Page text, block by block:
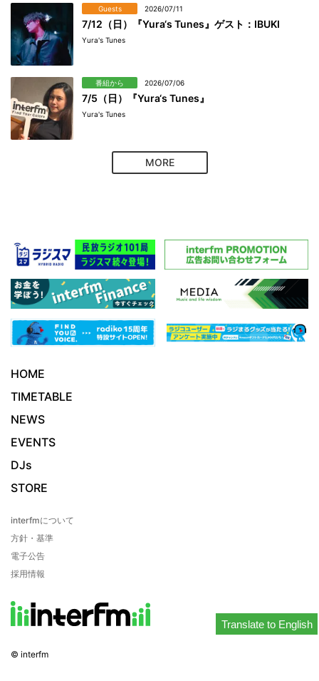
Guests 2026/07/11
7/12（日）『Yura‘s Tunes』ゲスト：IBUKI
Yura's Tunes
番組から 2026/07/06
7/5（日）『Yura‘s Tunes』
Yura's Tunes
MORE
Translate to English
HOME
TIMETABLE
NEWS
EVENTS
DJs
STORE
interfmについて
方針・基準
電子公告
採用情報
© interfm